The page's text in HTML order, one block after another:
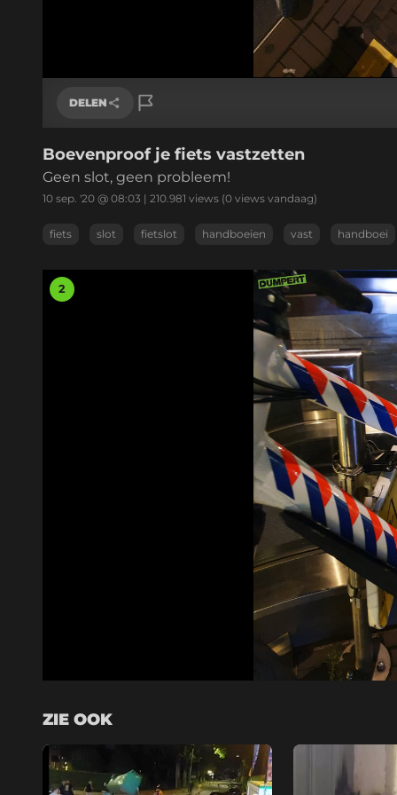
DELEN
Link kopiëren
Boevenproof je fiets vastzetten
Geen slot, geen probleem!
10 sep. '20 @ 08:03 | 210.981 views (0 views vandaag)
fiets slot fietslot handboeien vast handboei
2
ZIE OOK